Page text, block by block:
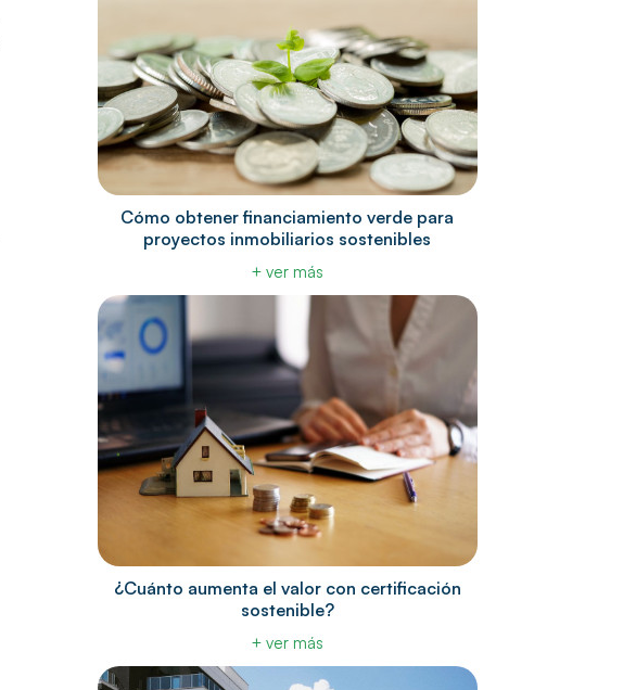
Cómo obtener financiamiento verde para
proyectos inmobiliarios sostenibles
+ ver más
¿Cuánto aumenta el valor con certificación
sostenible?
+ ver más